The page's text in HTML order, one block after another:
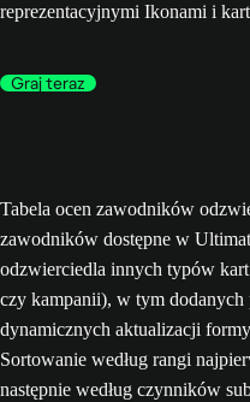
reprezentacyjnymi Ikonami i
Graj teraz
Tabela ocen zawodników
zawodników dostępne w
odzwierciedla innych typów
czy kampanii), w tym
dynamicznych aktualizacji
Sortowanie według rangi
następnie według czynników